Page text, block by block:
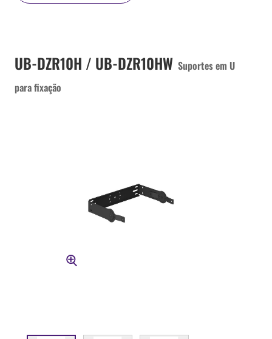
UB-DZR10H / UB-DZR10HW Suportes em U
para fixação